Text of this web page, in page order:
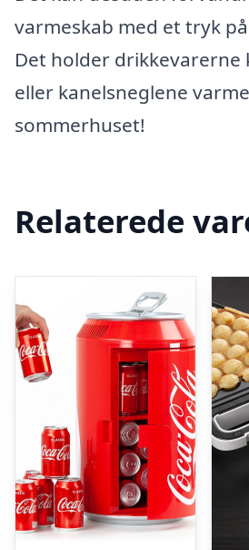
varmeskab med et tryk
Det holder drikkevarerne
eller kanelsneglene
sommerhuset!
Relaterede